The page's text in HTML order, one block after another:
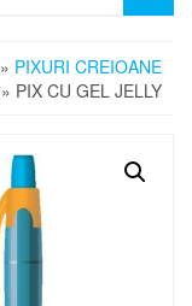
» PIXURI CREIOANE
» PIX CU GEL JELLY